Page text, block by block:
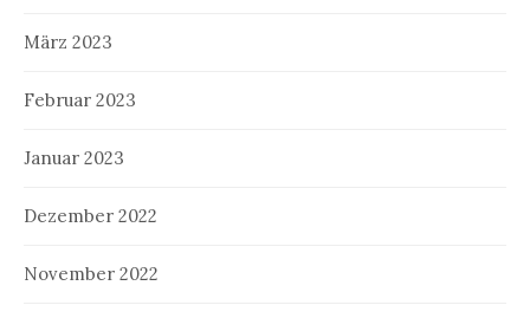
März 2023
Februar 2023
Januar 2023
Dezember 2022
November 2022